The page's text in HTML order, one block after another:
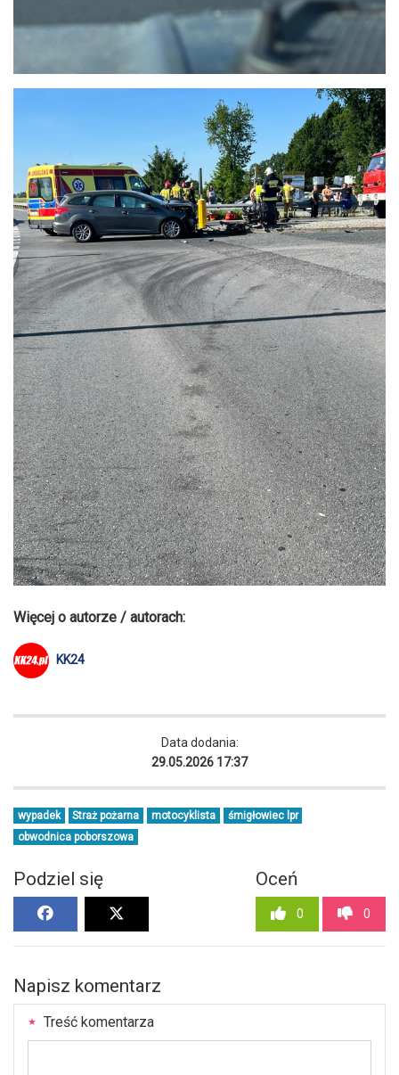
Więcej o autorze / autorach:
KK24
Data dodania:
29.05.2026 17:37
wypadek Straż pożarna motocyklista
śmigłowiec lpr
obwodnica poborszowa
Podziel się Oceń
0 0
Napisz komentarz
Treść komentarza